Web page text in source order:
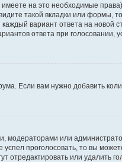
на это необходимые
такой вкладки или формы,
вариант ответа на новой
ответа при голосовании,
Если вам нужно добавить
модераторами или
проголосовать, то вы
отредактировать или удалить